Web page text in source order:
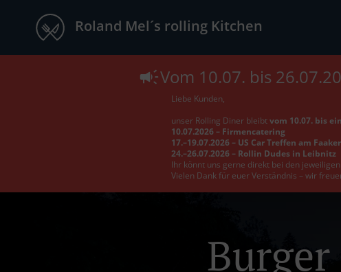
Roland Mel´s rolling Kitchen
Vom 10.07. bis
Liebe Kunden,
unser Rolling Diner bleibtvom 10.07. bis
10.07.2026 – Firmencatering
17.–19.07.2026 – US Car Treffen am
24.–26.07.2026 – Rollin Dudes in Leibnitz
Ihr könnt uns gerne direkt bei den
Vielen Dank für euer Verständnis – wir